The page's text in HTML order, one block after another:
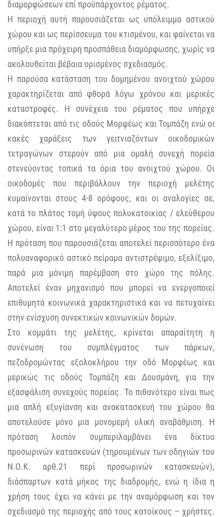
διαμορφώσεων επί προϋπάρχοντος ρέματος.
Η περιοχή αυτή παρουσιάζεται ως υπόλειμμα αστικού
χώρου και ως περίσσευμα του κτισμένου, και φαίνεται να
υπήρξε μια πρόχειρη προσπάθεια διαμόρφωσης, χωρίς να
ακολουθείται βέβαια ορισμένος σχεδιασμός.
Η παρούσα κατάσταση του δομημένου ανοιχτού χώρου
χαρακτηρίζεται από φθορά λόγω χρόνου και μερικές
καταστροφές. Η συνέχεια του ρέματος που υπήρχε
διακόπτεται από τις οδούς Μορφέως και Τομπάζη ενώ οι
κακές χαράξεις των γειτνιαζόντων οικοδομικών
τετραγώνων στερούν από μια ομαλή συνεχή πορεία
στενεύοντας τοπικά τα όρια του ανοιχτού χώρου. Οι
οικοδομές που περιβάλλουν την περιοχή μελέτης
κυμαίνονται στους 4-8 ορόφους, και οι αναλογίες σε,
κατά το πλάτος τομή ύψους πολυκατοικίας / ελεύθερου
χώρου, είναι 1:1 στο μεγαλύτερο μέρος του της πορείας.
Η πρόταση που παρουσιάζεται αποτελεί περισσότερο ένα
πολυαναφορικό αστικό πείραμα αντιστρέψιμο, εξελίξιμο,
παρά μια μόνιμη παρέμβαση στο χώρο της πόλης.
Αποτελεί έναν μηχανισμό που μπορεί να ενεργοποιεί
επιθυμητά κοινωνικά χαρακτηριστικά και να πετυχαίνει
στην ενίσχυση συνεκτικών κοινωνικών δομών.
Στο κομμάτι της μελέτης, κρίνεται απαραίτητη η
συνένωση του συμπλέγματος των πάρκων,
πεζοδρομώντας εξολοκλήρου την οδό Μορφέως και
μερικώς τις οδούς Τομπάζη και Δουσμάνη, για την
εξασφάλιση συνεχούς πορείας. Το πιθανότερο είναι πως
μια απλή εξυγίανση και ανακατασκευή του χώρου θα
αποτελούσε μόνο μια μονομερή υλική αναβάθμιση. Η
πρόταση λοιπόν συμπεριλαμβάνει ένα δίκτυο
προσωρινών κατασκευών (τηρουμένων των οδηγιών του
Ν.Ο.Κ. αρθ.21 περί προσωρινών κατασκευών),
διάσπαρτων κατά μήκος της διαδρομής, ενώ η ίδια η
χρήση τους έχει να κάνει με την αναμόρφωση και τον
σχεδιασμό της περιοχής από τους κατοίκους – χρήστες.